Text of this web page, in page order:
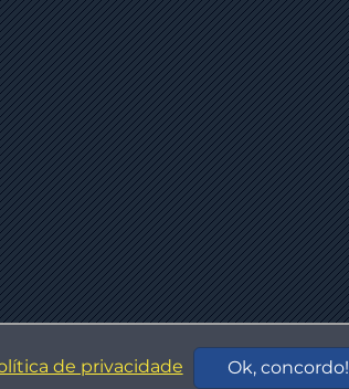
de privacidade Ok, concordo!